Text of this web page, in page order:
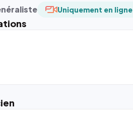
Uniquement en ligne